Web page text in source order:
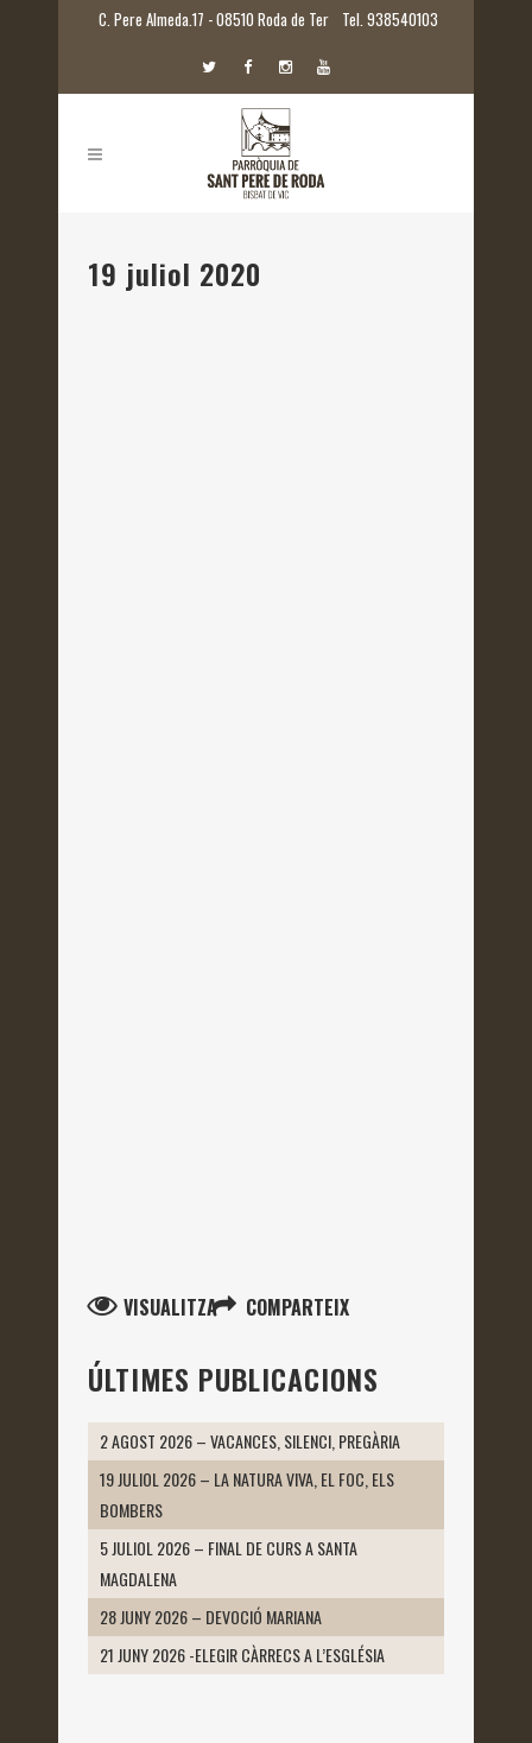
C. Pere Almeda.17 - 08510 Roda de Ter Tel. 938540103
19 juliol 2020
VISUALITZA COMPARTEIX
ÚLTIMES PUBLICACIONS
2 AGOST 2026 – VACANCES, SILENCI, PREGÀRIA
19 JULIOL 2026 – LA NATURA VIVA, EL FOC, ELS
BOMBERS
5 JULIOL 2026 – FINAL DE CURS A SANTA
MAGDALENA
28 JUNY 2026 – DEVOCIÓ MARIANA
21 JUNY 2026 -ELEGIR CÀRRECS A L’ESGLÉSIA